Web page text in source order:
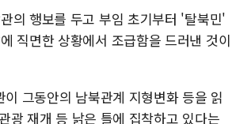
의 행보를 두고 부임 초기부터 '탈북민'
직면한 상황에서 조급함을 드러낸 것이
그동안의 남북관계 지형변화 등을 읽
광 재개 등 낡은 틀에 집착하고 있다는